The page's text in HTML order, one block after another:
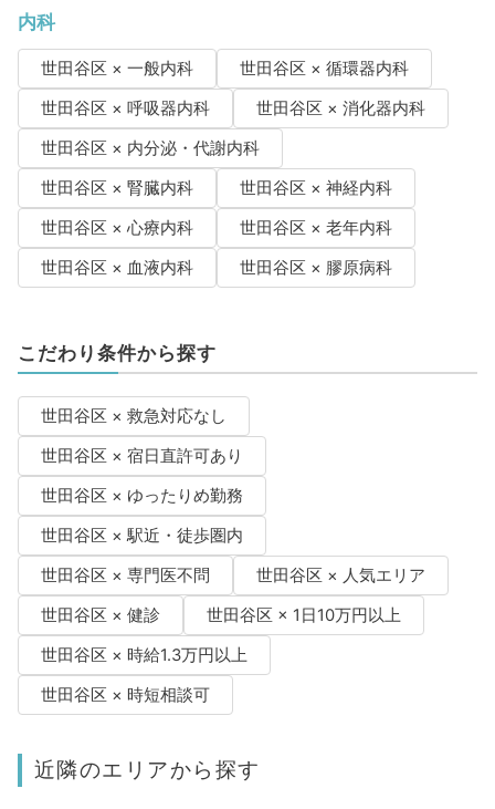
内科
世田谷区 × 一般内科
世田谷区 × 循環器内科
世田谷区 × 呼吸器内科
世田谷区 × 消化器内科
世田谷区 × 内分泌・代謝内科
世田谷区 × 腎臓内科
世田谷区 × 神経内科
世田谷区 × 心療内科
世田谷区 × 老年内科
世田谷区 × 血液内科
世田谷区 × 膠原病科
こだわり条件から探す
世田谷区 × 救急対応なし
世田谷区 × 宿日直許可あり
世田谷区 × ゆったりめ勤務
世田谷区 × 駅近・徒歩圏内
世田谷区 × 専門医不問
世田谷区 × 人気エリア
世田谷区 × 健診
世田谷区 × 1日10万円以上
世田谷区 × 時給1.3万円以上
世田谷区 × 時短相談可
近隣のエリアから探す